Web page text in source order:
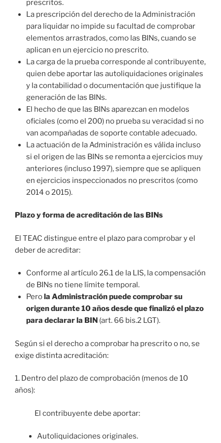
prescritos.
La prescripción del derecho de la Administración
para liquidar no impide su facultad de comprobar
elementos arrastrados, como las BINs, cuando se
aplican en un ejercicio no prescrito.
La carga de la prueba corresponde al contribuyente,
quien debe aportar las autoliquidaciones originales
y la contabilidad o documentación que justifique la
generación de las BINs.
El hecho de que las BINs aparezcan en modelos
oficiales (como el 200) no prueba su veracidad si no
van acompañadas de soporte contable adecuado.
La actuación de la Administración es válida incluso
si el origen de las BINs se remonta a ejercicios muy
anteriores (incluso 1997), siempre que se apliquen
en ejercicios inspeccionados no prescritos (como
2014 o 2015).
Plazo y forma de acreditación de las BINs
El TEAC distingue entre el plazo para comprobar y el
deber de acreditar:
Conforme al artículo 26.1 de la LIS, la compensación
de BINs no tiene límite temporal.
Perola Administración puede comprobar su
origen durante 10 años desde que finalizó el plazo
para declarar la BIN(art. 66 bis.2 LGT).
Según si el derecho a comprobar ha prescrito o no, se
exige distinta acreditación:
1. Dentro del plazo de comprobación (menos de 10
años):
El contribuyente debe aportar:
Autoliquidaciones originales.